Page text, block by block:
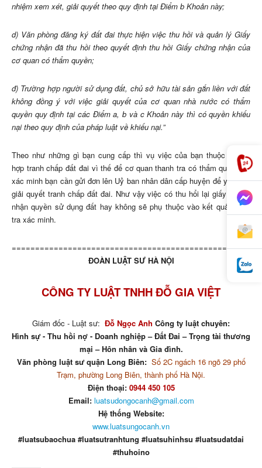
nhiệm xem xét, giải quyết theo quy định tại Điểm b Khoản này;
d) Văn phòng đăng ký đất đai thực hiện việc thu hồi và quản lý Giấy
chứng nhận đã thu hồi theo quyết định thu hồi Giấy chứng nhận của
cơ quan có thẩm quyền;
đ) Trường hợp người sử dụng đất, chủ sở hữu tài sản gắn liền với đất
không đồng ý với việc giải quyết của cơ quan nhà nước có thẩm
quyền quy định tại các Điểm a, b và c Khoản này thì có quyền khiếu
nại theo quy định của pháp luật về khiếu nại.”
Theo như những gì bạn cung cấp thì vụ việc của bạn thuộc trường
hợp tranh chấp đất đai vì thế để cơ quan thanh tra có thẩm quyền về
xác minh bạn cần gửi đơn lên Uỷ ban nhân dân cấp huyện để yêu cầu
giải quyết tranh chấp đất đai. Như vậy việc có thu hổi lại giấy chứng
nhận quyền sử dụng đất hay không sẽ phụ thuộc vào kết quả thanh
tra xác minh.
ĐOÀN LUẬT SƯ HÀ NỘI
CÔNG TY LUẬT TNHH ĐỖ GIA VIỆT
Giám đốc - Luật sư: Đỗ Ngọc Anh Công ty luật chuyên:
Hình sự - Thu hồi nợ - Doanh nghiệp – Đất Đai – Trọng tài thương
mại – Hôn nhân và Gia đình.
Văn phòng luật sư quận Long Biên: Số 2C ngách 16 ngõ 29 phố
Trạm, phường Long Biên, thành phố Hà Nội.
Điện thoại: 0944 450 105
Email: luatsudongocanh@gmail.com
Hệ thống Website:
www.luatsungocanh.vn
#luatsubaochua #luatsutranhtung #luatsuhinhsu #luatsudatdai
#thuhoino